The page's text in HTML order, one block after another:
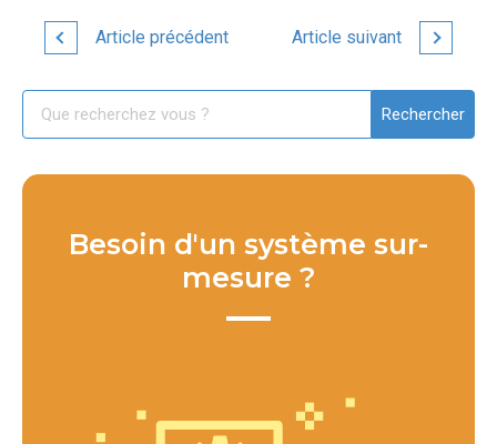
Article précédent Article suivant
Besoin d'un système sur-
mesure ?